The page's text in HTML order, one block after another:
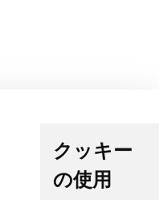
クッキー
の使用